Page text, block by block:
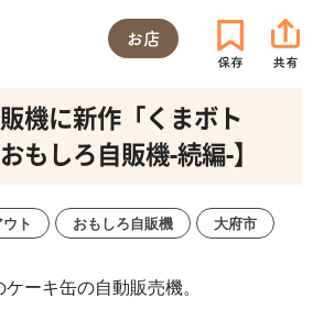
お店
機に新作「くまボト
もしろ自販機-続編-】
ト おもしろ自販機 大府市
ーキ缶の自動販売機。